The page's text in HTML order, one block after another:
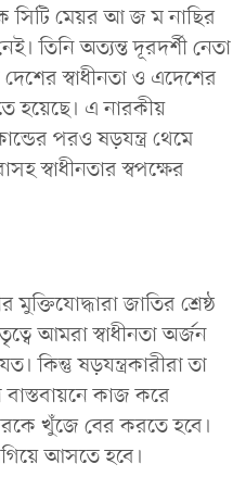
সিটি মেয়র আ জ ম নাছির
তিনি অত্যন্ত দূরদর্শী নেতা
স্বাধীনতা ও এদেশের
হয়েছে। এ নারকীয়
পরও ষড়যন্ত্র থেমে
স্বাধীনতার স্বপক্ষের
জাতির শ্রেষ্ঠ
আমরা স্বাধীনতা অর্জন
কিন্তু ষড়যন্ত্রকারীরা তা
বাস্তবায়নে কাজ করে
খুঁজে বের করতে হবে।
আসতে হবে।